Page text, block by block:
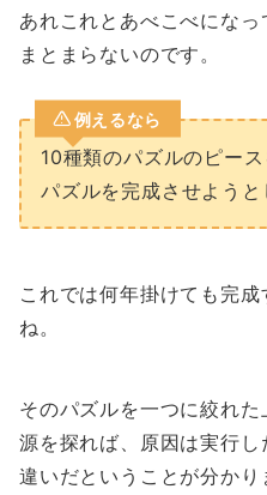
あれこれとあべこべにな
まとまらないのです。
例えるなら
10種類のパズルのピー
パズルを完成させよう
これでは何年掛けても完
ね。
そのパズルを一つに絞れ
源を探れば、原因は実行
違いだということが分かり